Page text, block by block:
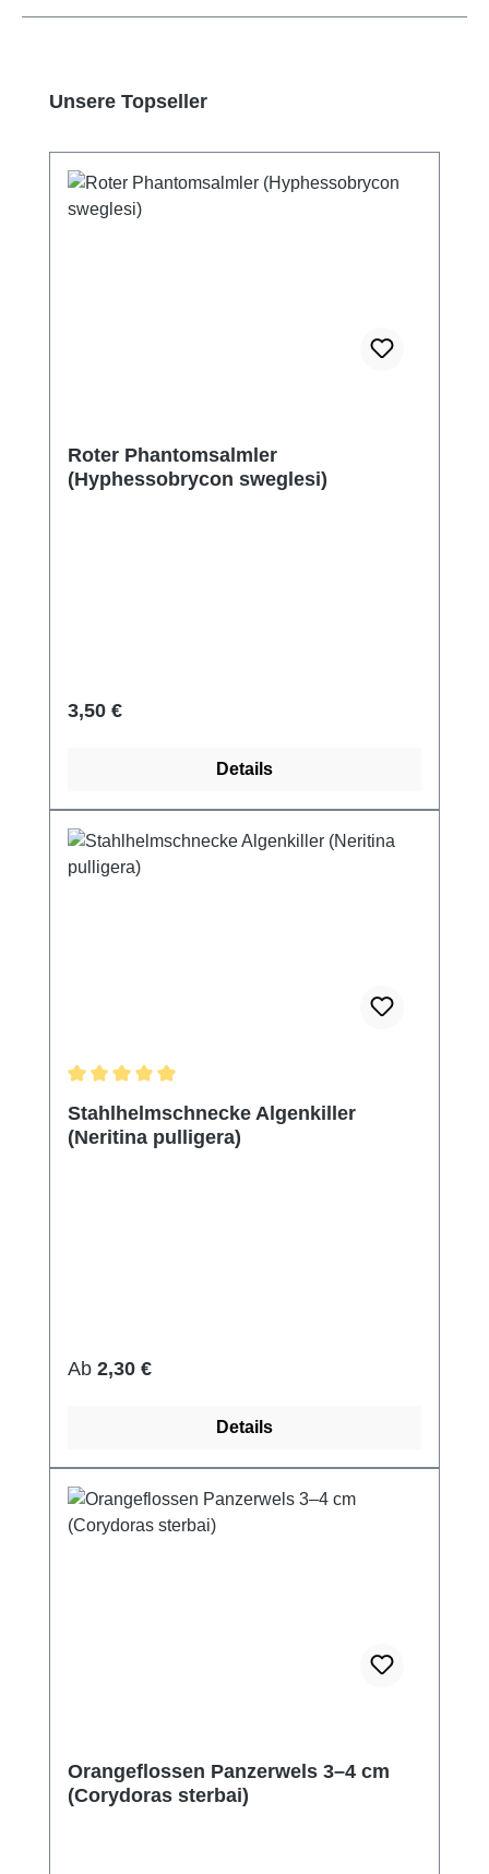
Produktgalerie überspringen
Unsere Topseller
Roter Phantomsalmler
(Hyphessobrycon sweglesi)
Regulärer Preis:
3,50 €
Details
Stahlhelmschnecke Algenkiller
(Neritina pulligera)
Regulärer Preis:
Ab 2,30 €
Details
Orangeflossen Panzerwels 3–4 cm
(Corydoras sterbai)